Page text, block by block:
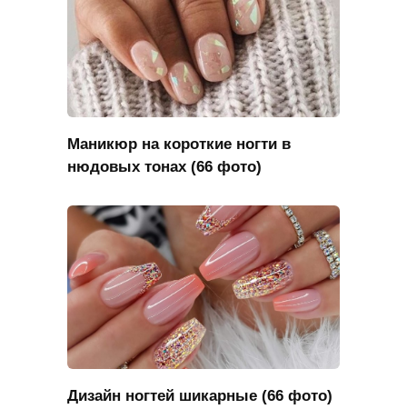
Маникюр на короткие ногти в
нюдовых тонах (66 фото)
Дизайн ногтей шикарные (66 фото)